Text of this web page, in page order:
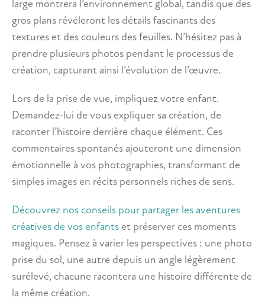
large montrera l’environnement global, tandis que des
gros plans révéleront les détails fascinants des
textures et des couleurs des feuilles. N’hésitez pas à
prendre plusieurs photos pendant le processus de
création, capturant ainsi l’évolution de l’œuvre.
Lors de la prise de vue, impliquez votre enfant.
Demandez-lui de vous expliquer sa création, de
raconter l’histoire derrière chaque élément. Ces
commentaires spontanés ajouteront une dimension
émotionnelle à vos photographies, transformant de
simples images en récits personnels riches de sens.
Découvrez nos conseils pour partager les aventures
créatives de vos enfants et préserver ces moments
magiques. Pensez à varier les perspectives : une photo
prise du sol, une autre depuis un angle légèrement
surélevé, chacune racontera une histoire différente de
la même création.